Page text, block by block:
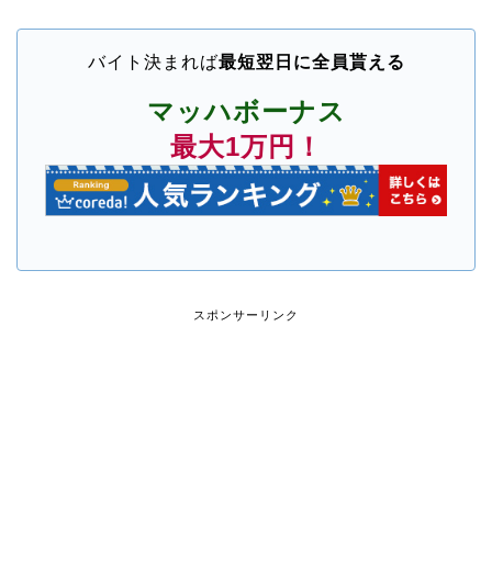
バイト決まれば最短翌日に全員貰える
マッハボーナス
最大1万円！
スポンサーリンク